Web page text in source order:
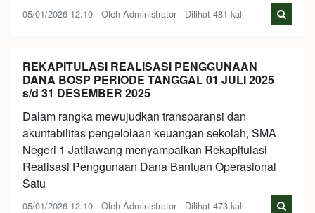
05/01/2026 12:10 - Oleh Administrator - Dilihat 481 kali
REKAPITULASI REALISASI PENGGUNAAN
DANA BOSP PERIODE TANGGAL 01 JULI 2025
s/d 31 DESEMBER 2025
Dalam rangka mewujudkan transparansi dan
akuntabilitas pengelolaan keuangan sekolah, SMA
Negeri 1 Jatilawang menyampaikan Rekapitulasi
Realisasi Penggunaan Dana Bantuan Operasional
Satu
05/01/2026 12:10 - Oleh Administrator - Dilihat 473 kali